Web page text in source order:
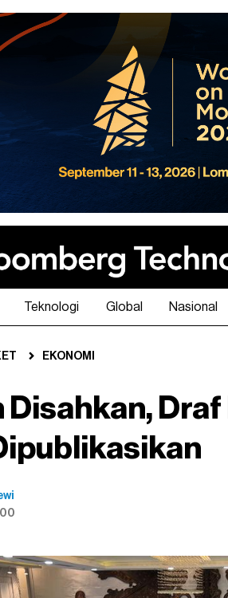
Teknologi Global Nasional
EKONOMI
Disahkan, Draf